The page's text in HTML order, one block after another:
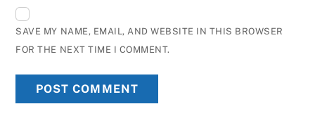
SAVE MY NAME, EMAIL, AND WEBSITE IN THIS BROWSER
FOR THE NEXT TIME I COMMENT.